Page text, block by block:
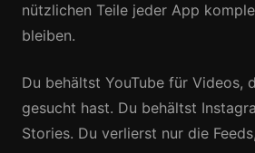
nützlichen Teile jeder App
bleiben.
Du behältst YouTube für Videos,
gesucht hast. Du behältst
Stories. Du verlierst nur die